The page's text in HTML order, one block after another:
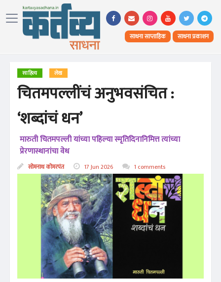
साधना साप्ताहिक साधना प्रकाशन
साहित्य लेख
चितमपल्लींचं अनुभवसंचित :
‘शब्दांचं धन’
मारुती चितमपल्ली यांच्या पहिल्या स्मृतिदिनानिमित्त त्यांच्या
प्रेरणास्थानांचा वेध
सोमनाथ कोमरपंत 17 Jun 2026 1 comments